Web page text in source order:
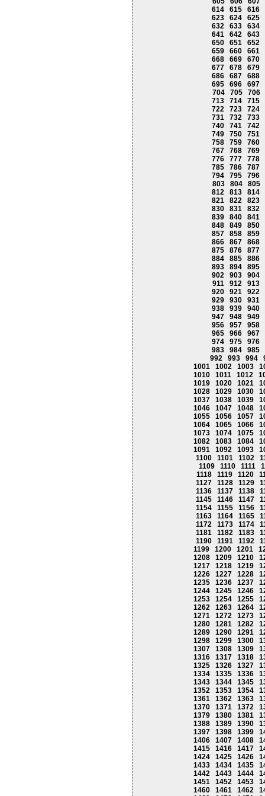
614
615
616
623
624
625
632
633
634
641
642
643
650
651
652
659
660
661
668
669
670
677
678
679
686
687
688
695
696
697
704
705
706
713
714
715
722
723
724
731
732
733
740
741
742
749
750
751
758
759
760
767
768
769
776
777
778
785
786
787
794
795
796
803
804
805
812
813
814
821
822
823
830
831
832
839
840
841
848
849
850
857
858
859
866
867
868
875
876
877
884
885
886
893
894
895
902
903
904
911
912 913
920
921
922
929
930
931
938
939
940
947
948
949
956
957
958
965
966
967
974
975
976
983
984
985
992
993 994
1001
1002 1003
1010
1011 1012
1019
1020 1021
1028
1029 1030
1037
1038 1039
1046
1047 1048
1055
1056 1057
1064
1065 1066
1073
1074 1075
1082
1083 1084
1091
1092 1093
1100
1101 1102
1109
1110 1111
1118
1119 1120
1127
1128 1129
1136
1137 1138
1145
1146 1147
1154
1155 1156
1163
1164 1165
1172
1173 1174
1181
1182 1183
1190
1191 1192
1199
1200 1201
1208
1209 1210
1217
1218 1219
1226
1227 1228
1235
1236 1237
1244
1245 1246
1253
1254 1255
1262
1263 1264
1271
1272 1273
1280
1281 1282
1289
1290 1291
1298
1299 1300
1307
1308 1309
1316
1317 1318
1325
1326 1327
1334
1335 1336
1343
1344 1345
1352
1353 1354
1361
1362 1363
1370
1371 1372
1379
1380 1381
1388
1389 1390
1397
1398 1399
1406
1407 1408
1415
1416 1417
1424
1425 1426
1433
1434 1435
1442
1443 1444
1451
1452 1453
1460
1461 1462